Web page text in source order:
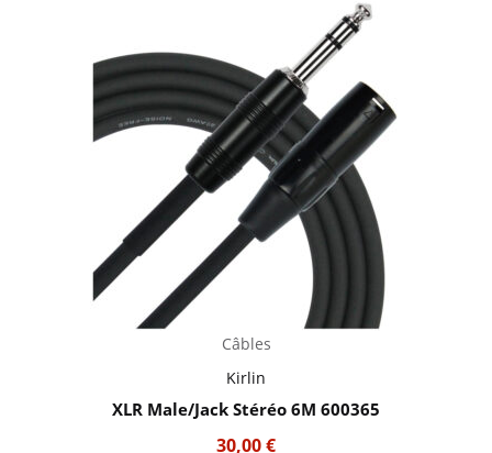
Câbles
Kirlin
XLR Male/Jack Stéréo 6M 600365
30,00€